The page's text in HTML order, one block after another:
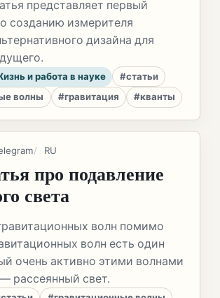
представляет первый
созданию измерителя
дизайна для
и работа в науке
#статьи
волны
#гравитация #кванты
RU
про подавление
света
волн помимо
волн есть один
очень активно этими волнами
рассеянный свет.